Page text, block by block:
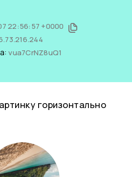
22:56:57 +0000
vua7CrNZ8uQ1
горизонтально